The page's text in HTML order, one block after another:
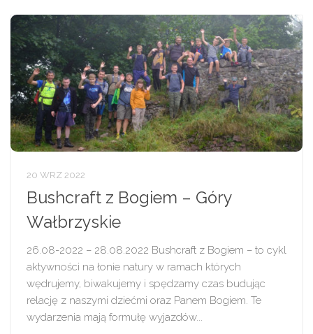
20 WRZ 2022
Bushcraft z Bogiem – Góry
Wałbrzyskie
26.08-2022 – 28.08.2022 Bushcraft z Bogiem – to cykl
aktywności na łonie natury w ramach których
wędrujemy, biwakujemy i spędzamy czas budując
relację z naszymi dziećmi oraz Panem Bogiem. Te
wydarzenia mają formułę wyjazdów...